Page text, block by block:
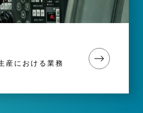
産における業務